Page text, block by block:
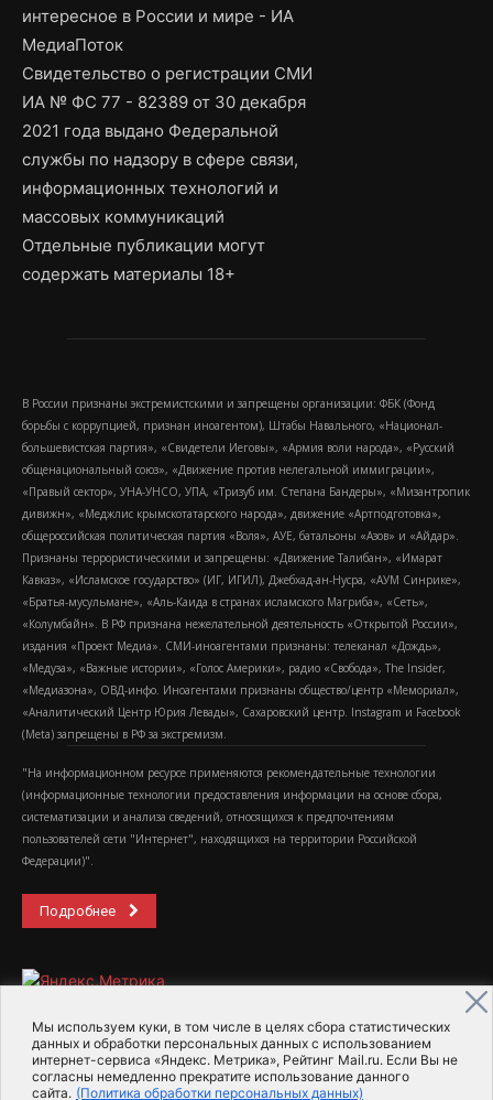
Мы используем куки, в том числе в целях сбора статистических
данных и обработки персональных данных с использованием
интернет-сервиса «Яндекс. Метрика», Рейтинг Mail.ru. Если Вы не
согласны немедленно прекратите использование данного
сайта. (Политика обработки персональных данных)
интересное в России и мире - ИА
МедиаПоток
Свидетельство о регистрации СМИ
ИА № ФС 77 - 82389 от 30 декабря
2021 года выдано Федеральной
службы по надзору в сфере связи,
информационных технологий и
массовых коммуникаций
Отдельные публикации могут
содержать материалы 18+
В России признаны экстремистскими и запрещены организации: ФБК (Фонд
борьбы с коррупцией, признан иноагентом), Штабы Навального, «Национал-
большевистская партия», «Свидетели Иеговы», «Армия воли народа», «Русский
общенациональный союз», «Движение против нелегальной иммиграции»,
«Правый сектор», УНА-УНСО, УПА, «Тризуб им. Степана Бандеры», «Мизантропик
дивижн», «Меджлис крымскотатарского народа», движение «Артподготовка»,
общероссийская политическая партия «Воля», АУЕ, батальоны «Азов» и «Айдар».
Признаны террористическими и запрещены: «Движение Талибан», «Имарат
Кавказ», «Исламское государство» (ИГ, ИГИЛ), Джебхад-ан-Нусра, «АУМ Синрике»,
«Братья-мусульмане», «Аль-Каида в странах исламского Магриба», «Сеть»,
«Колумбайн». В РФ признана нежелательной деятельность «Открытой России»,
издания «Проект Медиа». СМИ-иноагентами признаны: телеканал «Дождь»,
«Медуза», «Важные истории», «Голос Америки», радио «Свобода», The Insider,
«Медиазона», ОВД-инфо. Иноагентами признаны общество/центр «Мемориал»,
«Аналитический Центр Юрия Левады», Сахаровский центр. Instagram и Facebook
(Metа) запрещены в РФ за экстремизм.
"На информационном ресурсе применяются рекомендательные технологии
(информационные технологии предоставления информации на основе сбора,
систематизации и анализа сведений, относящихся к предпочтениям
пользователей сети "Интернет", находящихся на территории Российской
Федерации)".
Подробнее
2015-2026- Информационное агентство МедиаПоток